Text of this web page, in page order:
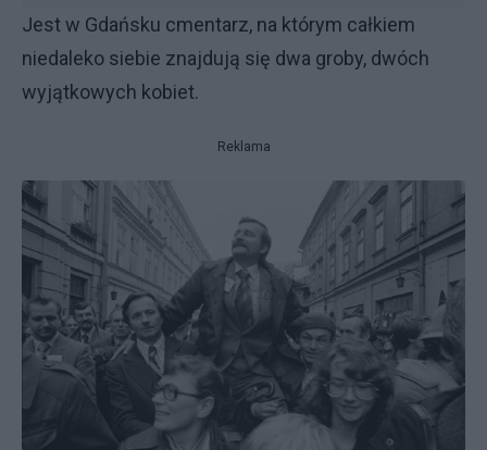
Jest w Gdańsku cmentarz, na którym całkiem
niedaleko siebie znajdują się dwa groby, dwóch
wyjątkowych kobiet.
Reklama